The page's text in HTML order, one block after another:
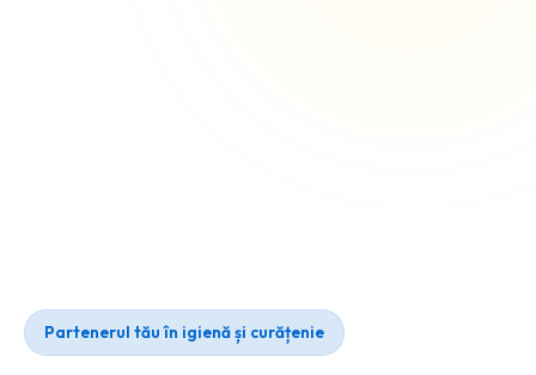
Partenerul tău în igienă și curățenie